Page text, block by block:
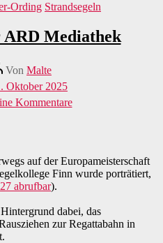
Kategorien
Ording Strandsegeln
Mediathek
Von Malte
Oktober 2025
Kommentarezu
EM2025
Mediathek
auf der Europameisterschaft
Finn wurde porträtiert,
abrufbar).
dabei, das
zur Regattabahn in